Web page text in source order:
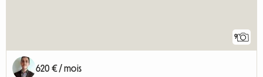
9
620 € / mois